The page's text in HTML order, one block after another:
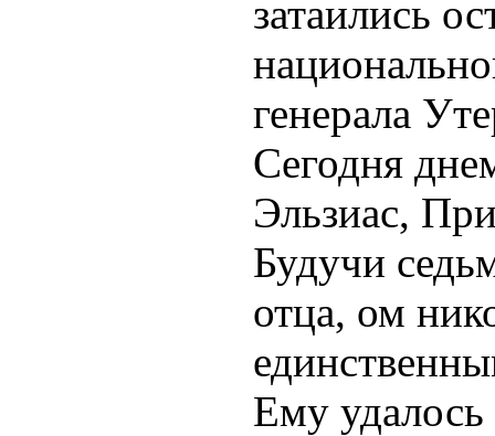
затаились
генерала
Сегодня
Эльзиас,
Будучи
отца, ом
Ему